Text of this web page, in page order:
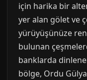
için harika bir
yer alan gölet ve
yürüyüşünüze
bulunan
banklarda
bölge, Ordu